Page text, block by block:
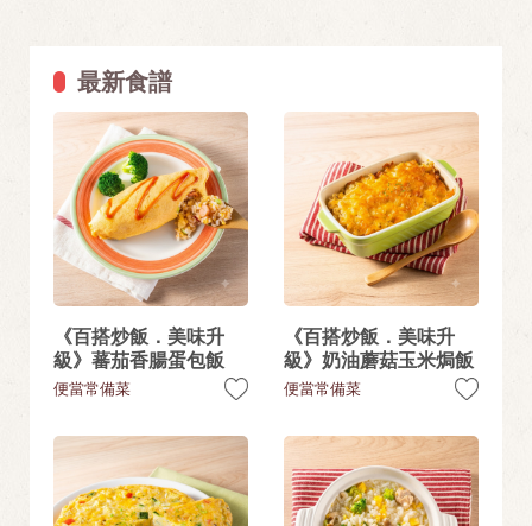
最新食譜
《百搭炒飯．美味升
級》蕃茄香腸蛋包飯
便當常備菜
《百搭炒飯．美味升
級》奶油蘑菇玉米焗飯
便當常備菜